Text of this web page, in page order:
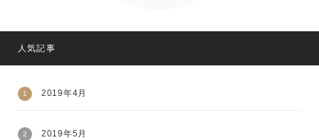
人気記事
2019年4月
2019年5月